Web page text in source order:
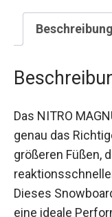
Beschreibung
Das NITRO
genau das
größeren Füßen,
suchen. Dieses
entwickelt, um